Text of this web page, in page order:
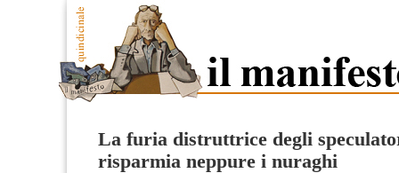
La furia distruttrice degli
risparmia neppure i nuraghi